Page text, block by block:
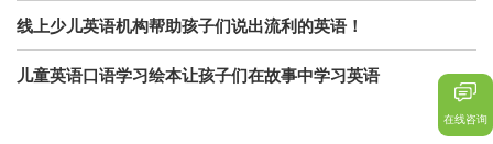
线上少儿英语机构帮助孩子们说出流利的英语！
儿童英语口语学习绘本让孩子们在故事中学习英语
在线咨询